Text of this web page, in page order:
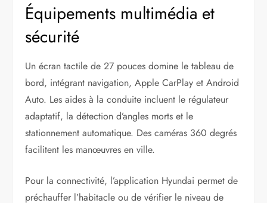
Équipements multimédia et
sécurité
Un écran tactile de 27 pouces domine le tableau de
bord, intégrant navigation, Apple CarPlay et Android
Auto. Les aides à la conduite incluent le régulateur
adaptatif, la détection d’angles morts et le
stationnement automatique. Des caméras 360 degrés
facilitent les manœuvres en ville.
Pour la connectivité, l’application Hyundai permet de
préchauffer l’habitacle ou de vérifier le niveau de